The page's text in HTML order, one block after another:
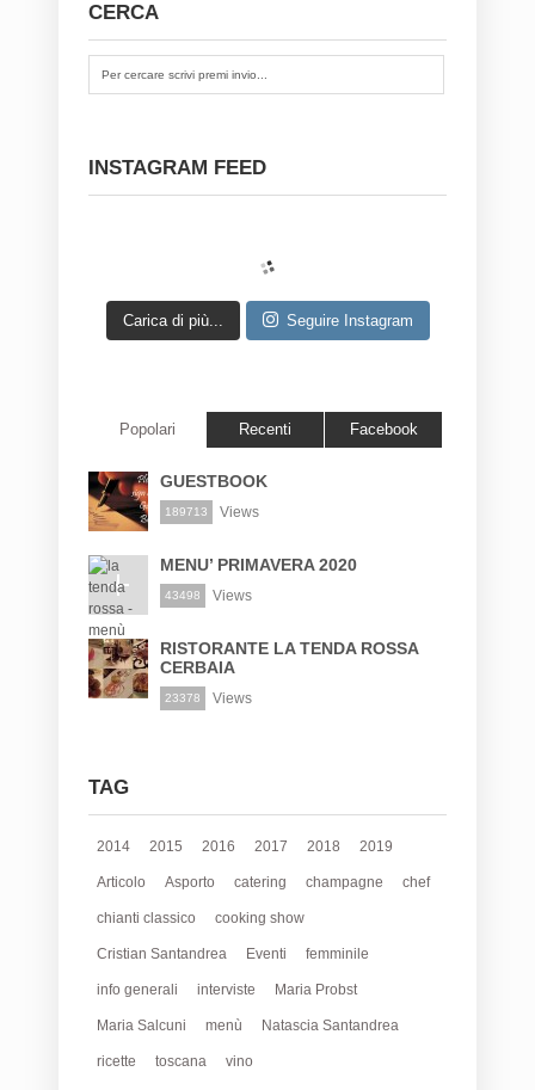
CERCA
INSTAGRAM FEED
Carica di più... Seguire Instagram
Popolari Recenti Facebook
GUESTBOOK
189713 Views
MENU’ PRIMAVERA 2020
43498 Views
RISTORANTE LA TENDA ROSSA
CERBAIA
23378 Views
TAG
2014 2015 2016 2017 2018 2019
Articolo Asporto catering champagne chef
chianti classico cooking show
Cristian Santandrea Eventi femminile
info generali interviste Maria Probst
Maria Salcuni menù Natascia Santandrea
ricette toscana vino